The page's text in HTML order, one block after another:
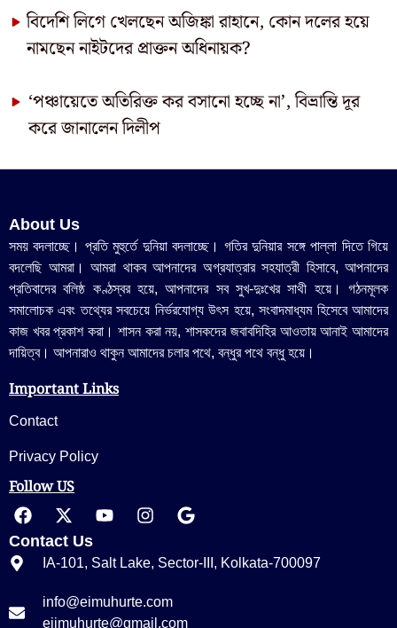
বিদেশি লিগে খেলছেন অজিঙ্কা রাহানে, কোন দলের হয়ে
নামছেন নাইটদের প্রাক্তন অধিনায়ক?
‘পঞ্চায়েতে অতিরিক্ত কর বসানো হচ্ছে না’, বিভ্রান্তি দূর
করে জানালেন দিলীপ
About Us
সময় বদলাচ্ছে। প্রতি মুহুর্তে দুনিয়া বদলাচ্ছে। গতির দুনিয়ার সঙ্গে পাল্লা দিতে গিয়ে
বদলেছি আমরা। আমরা থাকব আপনাদের অগ্রযাত্রার সহযাত্রী হিসাবে, আপনাদের
প্রতিবাদের বলিষ্ঠ কণ্ঠস্বর হয়ে, আপনাদের সব সুখ-দুঃখের সাথী হয়ে। গঠনমূলক
সমালোচক এবং তথ্যের সবচেয়ে নির্ভরযোগ্য উ‍ৎস হয়ে, সংবাদমাধ্যম হিসেবে আমাদের
কাজ খবর প্রকাশ করা। শাসন করা নয়, শাসকদের জবাবদিহির আওতায় আনাই আমাদের
দায়িত্ব। আপনারাও থাকুন আমাদের চলার পথে, বন্ধুর পথে বন্ধু হয়ে।
Important Links
Contact
Privacy Policy
Follow US
Contact Us
IA-101, Salt Lake, Sector-III, Kolkata-700097
info@eimuhurte.com
eiimuhurte@gmail.com